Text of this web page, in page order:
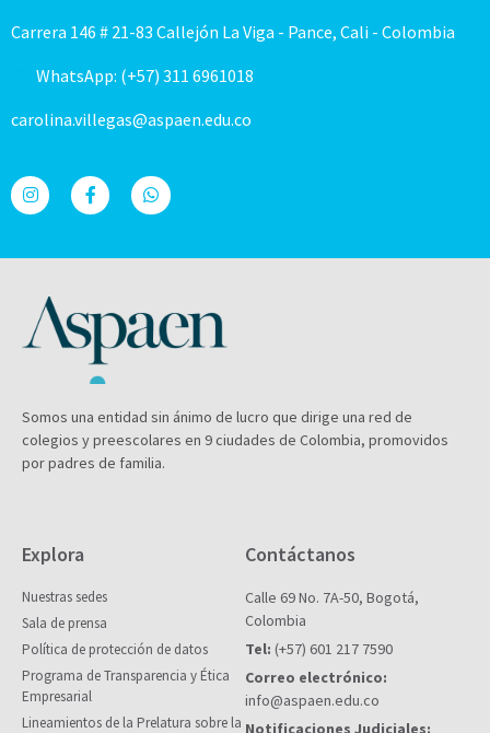
Carrera 146 # 21-83 Callejón La Viga - Pance, Cali - Colombia
WhatsApp: (+57) 311 6961018
carolina.villegas@aspaen.edu.co
Somos una entidad sin ánimo de lucro que dirige una red de
colegios y preescolares en 9 ciudades de Colombia, promovidos
por padres de familia.
Explora
Nuestras sedes
Sala de prensa
Política de protección de datos
Programa de Transparencia y Ética
Empresarial
Lineamientos de la Prelatura sobre la
Contáctanos
Calle 69 No. 7A-50, Bogotá,
Colombia
Tel: (+57) 601 217 7590
Correo electrónico:
info@aspaen.edu.co